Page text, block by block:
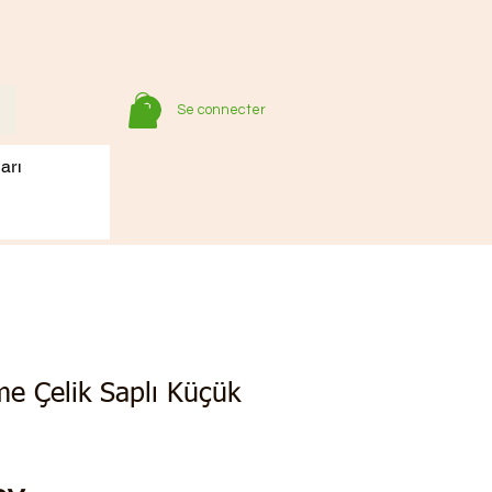
Se connecter
Çelik Saplı Küçük